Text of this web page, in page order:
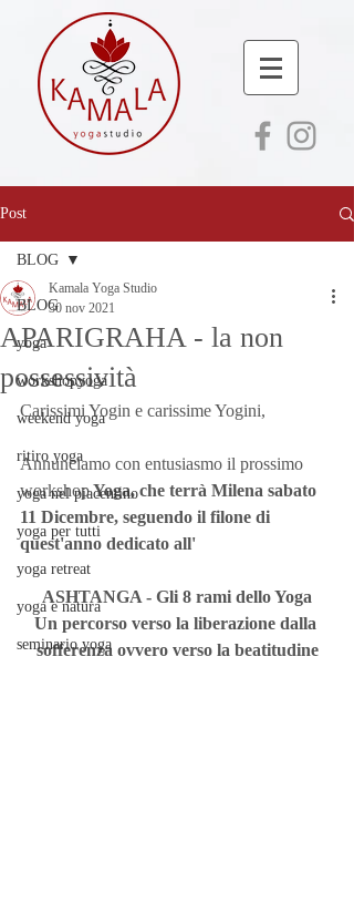
Post
BLOG
yoga
workshopyoga
weekend yoga
ritiro yoga
yoga nel piacentino
yoga per tutti
yoga retreat
yoga e natura
seminario yoga
BLOG
APARIGRAHA - la non
possessività
Kamala Yoga Studio
30 nov 2021
Carissimi Yogin e carissime Yogini,
Annunciamo con entusiasmo il prossimo
workshop Yoga, che terrà Milena sabato
11 Dicembre, seguendo il filone di
quest'anno dedicato all'
ASHTANGA - Gli 8 rami dello Yoga
Un percorso verso la liberazione dalla
sofferenza ovvero verso la beatitudine